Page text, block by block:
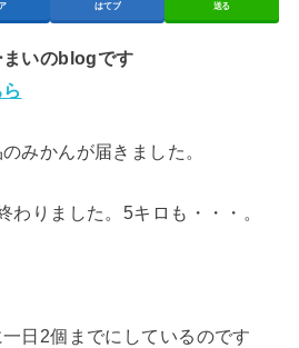
はてブ 送る
いのblogです
みかんが届きました。
わりました。5キロも・・・。
日2個までにしているのです